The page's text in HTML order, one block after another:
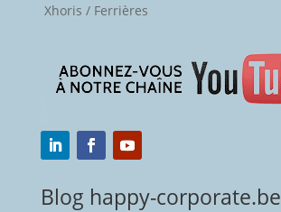
Xhoris / Ferrières
Blog happy-corporate.be